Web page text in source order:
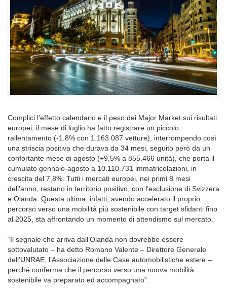
Complici l’effetto calendario e il peso dei Major Market sui risultati
europei, il mese di luglio ha fatto registrare un piccolo
rallentamento (-1,8% con 1.163.087 vetture), interrompendo così
una striscia positiva che durava da 34 mesi, seguito però da un
confortante mese di agosto (+9,5% a 855.466 unità), che porta il
cumulato gennaio-agosto a 10.110.731 immatricolazioni, in
crescita del 7,8%. Tutti i mercati europei, nei primi 8 mesi
dell’anno, restano in territorio positivo, con l’esclusione di Svizzera
e Olanda. Questa ultima, infatti, avendo accelerato il proprio
percorso verso una mobilità più sostenibile con target sfidanti fino
al 2025, sta affrontando un momento di attendismo sul mercato.
“Il segnale che arriva dall’Olanda non dovrebbe essere
sottovalutato – ha detto Romano Valente – Direttore Generale
dell’UNRAE, l’Associazione delle Case automobilistiche estere –
perché conferma che il percorso verso una nuova mobilità
sostenibile va preparato ed accompagnato”.